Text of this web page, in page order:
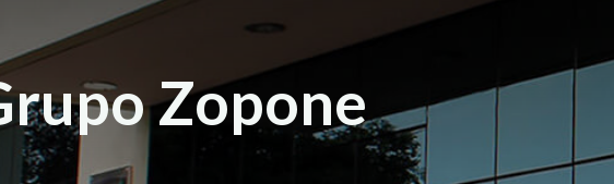
Zopone